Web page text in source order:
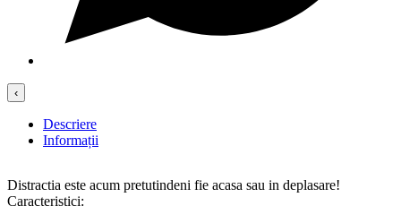
‹
Descriere
Informații
Distractia este acum pretutindeni fie acasa sau in deplasare!
Caracteristici: